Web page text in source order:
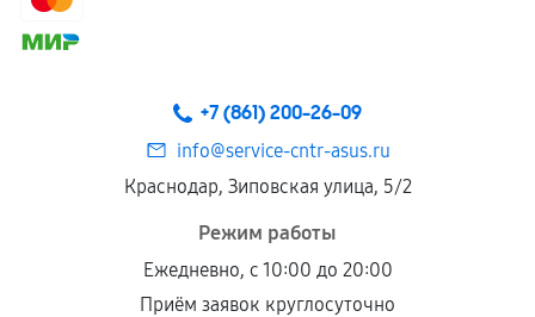
+7 (861) 200-26-09
info@service-cntr-asus.ru
Краснодар, Зиповская улица, 5/2
Режим работы
Ежедневно, с 10:00 до 20:00
Приём заявок круглосуточно